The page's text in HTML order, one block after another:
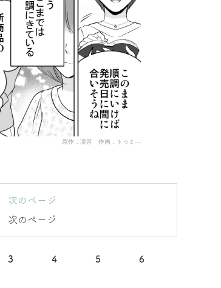
原作：凛音 作画：トゥミ―
次のページ
次のページ
3 4 5 6